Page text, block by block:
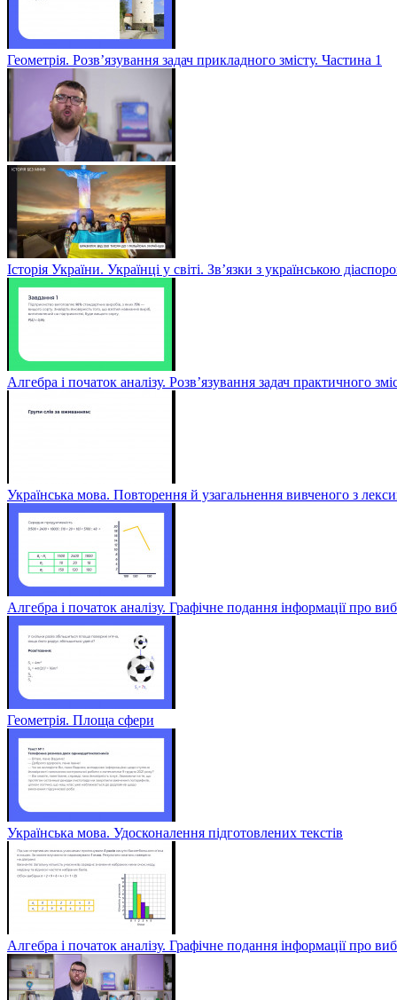
Геометрія. Розв’язування задач прикладного змісту. Частина 1
Історія України. Українці у світі. Зв’язки з українською
Алгебра і початок аналізу. Розв’язування задач практичного
Українська мова. Повторення й узагальнення вивченого з
Алгебра і початок аналізу. Графічне подання інформації про
Геометрія. Площа сфери
Українська мова. Удосконалення підготовлених текстів
Алгебра і початок аналізу. Графічне подання інформації про